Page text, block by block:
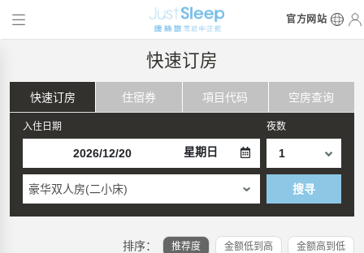
官方网站
快速订房
快速订房 住宿券 項目代码 空房查询
入住日期
星期日
夜数
豪华双人房(二小床) 搜寻
排序： 推荐度 金额低到高 金额高到低